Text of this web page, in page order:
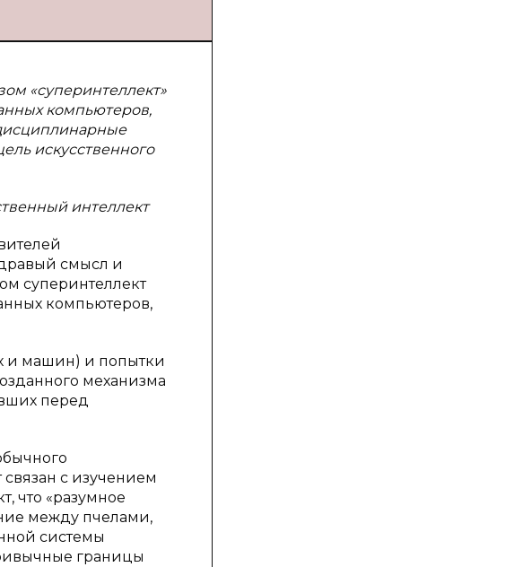
«суперинтеллект»
компьютеров,
искусственного
интеллект
смысл и
суперинтеллект
компьютеров,
и машин) и попытки
механизма
перед
связан с изучением
что «разумное
между пчелами,
системы
границы